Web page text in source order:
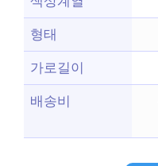
형태
가로길이
배송비